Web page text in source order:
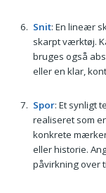
Snit: En lineær
skarpt værktøj.
bruges også
eller en klar,
Spor: Et synligt
realiseret som
konkrete
eller historie.
påvirkning over